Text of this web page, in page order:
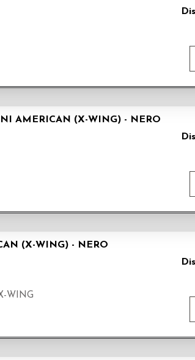
AMERICAN (X-WING) - NERO
(X-WING) - NERO
WING